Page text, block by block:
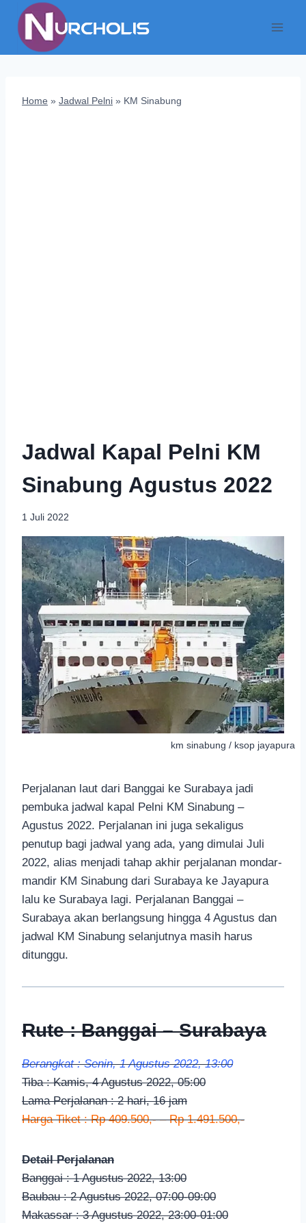
content
Home » Jadwal Pelni » KM Sinabung
Jadwal Kapal Pelni KM
Sinabung Agustus 2022
1 Juli 2022
km sinabung / ksop jayapura
Perjalanan laut dari Banggai ke Surabaya jadi
pembuka jadwal kapal Pelni KM Sinabung –
Agustus 2022. Perjalanan ini juga sekaligus
penutup bagi jadwal yang ada, yang dimulai Juli
2022, alias menjadi tahap akhir perjalanan mondar-
mandir KM Sinabung dari Surabaya ke Jayapura
lalu ke Surabaya lagi. Perjalanan Banggai –
Surabaya akan berlangsung hingga 4 Agustus dan
jadwal KM Sinabung selanjutnya masih harus
ditunggu.
Rute : Banggai – Surabaya
Berangkat : Senin, 1 Agustus 2022, 13:00
Tiba : Kamis, 4 Agustus 2022, 05:00
Lama Perjalanan : 2 hari, 16 jam
Harga Tiket : Rp 409.500,- – Rp 1.491.500,-
Detail Perjalanan
Banggai : 1 Agustus 2022, 13:00
Baubau : 2 Agustus 2022, 07:00-09:00
Makassar : 3 Agustus 2022, 23:00-01:00